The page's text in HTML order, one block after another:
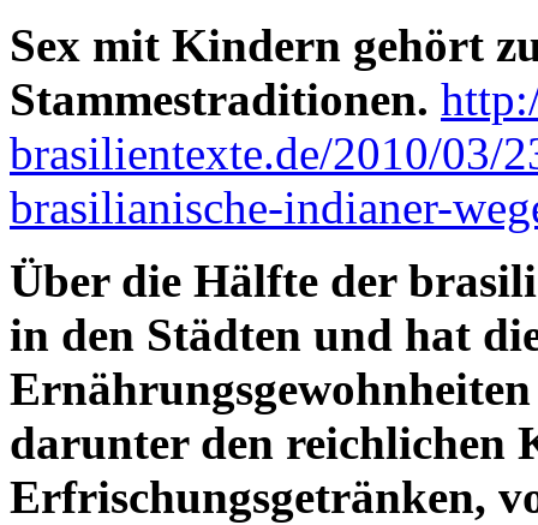
Sex mit Kindern gehört
Stammestraditionen.
brasilientexte.de/2010/03/
brasilianische-indianer-
Über die Hälfte der
in den Städten und hat
darunter den reichlichen
Erfrischungsgetränken,